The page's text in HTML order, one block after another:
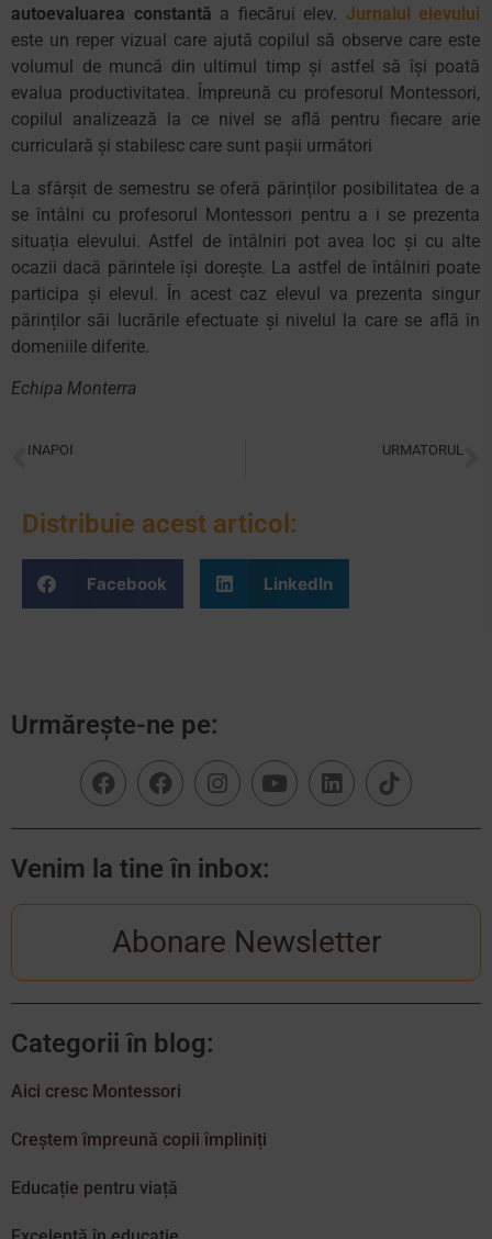
autoevaluarea constantă a fiecărui elev. Jurnalul elevului
este un reper vizual care ajută copilul să observe care este
volumul de muncă din ultimul timp și astfel să își poată
evalua productivitatea. Împreună cu profesorul Montessori,
copilul analizează la ce nivel se află pentru fiecare arie
curriculară și stabilesc care sunt pașii următori
La sfârșit de semestru se oferă părinților posibilitatea de a
se întâlni cu profesorul Montessori pentru a i se prezenta
situația elevului. Astfel de întâlniri pot avea loc și cu alte
ocazii dacă părintele își dorește. La astfel de întâlniri poate
participa și elevul. În acest caz elevul va prezenta singur
părinților săi lucrările efectuate și nivelul la care se află în
domeniile diferite.
Echipa Monterra
INAPOI URMATORUL
Distribuie acest articol:
Facebook LinkedIn
Urmărește-ne pe:
Venim la tine în inbox:
Abonare Newsletter
Categorii în blog:
Aici cresc Montessori
Creștem împreună copii împliniți
Educație pentru viață